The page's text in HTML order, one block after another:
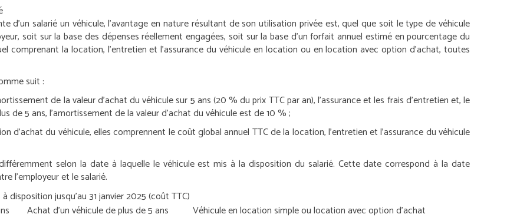
d’un salarié un véhicule, l’avantage en nature résultant de son utilisation privée est, quel que soit le type de véhicule
soit sur la base des dépenses réellement engagées, soit sur la base d’un forfait annuel estimé en pourcentage du
comprenant la location, l’entretien et l’assurance du véhicule en location ou en location avec option d’achat, toutes
suit :
de la valeur d’achat du véhicule sur 5 ans (20 % du prix TTC par an), l’assurance et les frais d’entretien et, le
de 5 ans, l’amortissement de la valeur d’achat du véhicule est de 10 % ;
d’achat du véhicule, elles comprennent le coût global annuel TTC de la location, l’entretien et l’assurance du véhicule
selon la date à laquelle le véhicule est mis à la disposition du salarié. Cette date correspond à la date
l’employeur et le salarié.
disposition jusqu’au 31 janvier 2025 (coût TTC)
Achat d’un véhicule de plus de 5 ans
Véhicule en location simple ou location avec option d’achat